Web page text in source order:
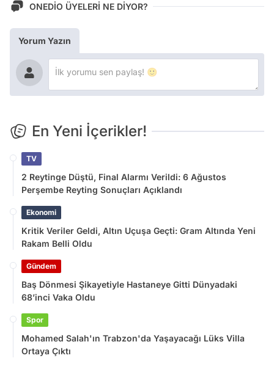
ONEDİO ÜYELERİ NE DİYOR?
Yorum Yazın
En Yeni İçerikler!
TV
2 Reytinge Düştü, Final Alarmı Verildi: 6 Ağustos
Perşembe Reyting Sonuçları Açıklandı
Ekonomi
Kritik Veriler Geldi, Altın Uçuşa Geçti: Gram Altında Yeni
Rakam Belli Oldu
Gündem
Baş Dönmesi Şikayetiyle Hastaneye Gitti Dünyadaki
68’inci Vaka Oldu
Spor
Mohamed Salah'ın Trabzon'da Yaşayacağı Lüks Villa
Ortaya Çıktı